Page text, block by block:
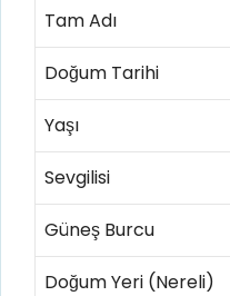
Tam Adı
Doğum Tarihi
Yaşı
Sevgilisi
Güneş Burcu
Doğum Yeri (Nereli)